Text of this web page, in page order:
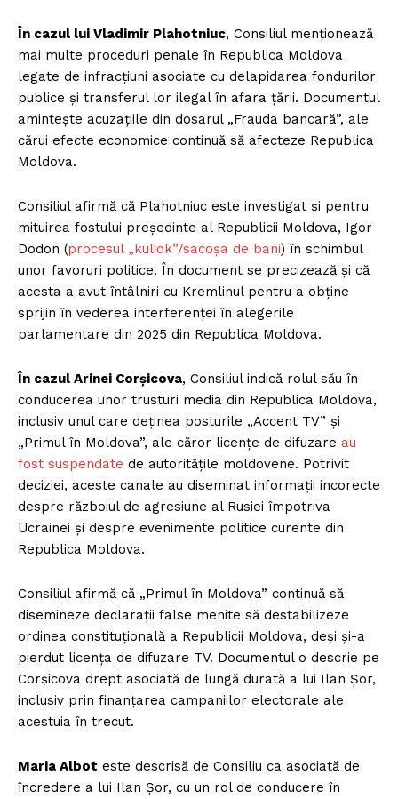
În cazul lui Vladimir Plahotniuc, Consiliul menționează
mai multe proceduri penale în Republica Moldova
legate de infracțiuni asociate cu delapidarea fondurilor
publice și transferul lor ilegal în afara țării. Documentul
amintește acuzațiile din dosarul „Frauda bancară”, ale
cărui efecte economice continuă să afecteze Republica
Moldova.
Consiliul afirmă că Plahotniuc este investigat și pentru
mituirea fostului președinte al Republicii Moldova, Igor
Dodon (procesul „kuliok”/sacoșa de bani) în schimbul
unor favoruri politice. În document se precizează și că
acesta a avut întâlniri cu Kremlinul pentru a obține
sprijin în vederea interferenței în alegerile
parlamentare din 2025 din Republica Moldova.
În cazul Arinei Corșicova, Consiliul indică rolul său în
conducerea unor trusturi media din Republica Moldova,
inclusiv unul care deținea posturile „Accent TV” și
„Primul în Moldova”, ale căror licențe de difuzare au
fost suspendate de autoritățile moldovene. Potrivit
deciziei, aceste canale au diseminat informații incorecte
despre războiul de agresiune al Rusiei împotriva
Ucrainei și despre evenimente politice curente din
Republica Moldova.
Consiliul afirmă că „Primul în Moldova” continuă să
disemineze declarații false menite să destabilizeze
ordinea constituțională a Republicii Moldova, deși și-a
pierdut licența de difuzare TV. Documentul o descrie pe
Corșicova drept asociată de lungă durată a lui Ilan Șor,
inclusiv prin finanțarea campaniilor electorale ale
acestuia în trecut.
Maria Albot este descrisă de Consiliu ca asociată de
încredere a lui Ilan Șor, cu un rol de conducere în